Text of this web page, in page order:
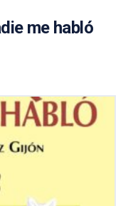
me habló